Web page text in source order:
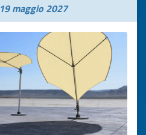
19 maggio 2027